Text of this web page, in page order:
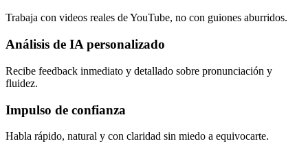
Trabaja con videos reales de YouTube, no con guiones aburridos.
Análisis de IA personalizado
Recibe feedback inmediato y detallado sobre pronunciación y
fluidez.
Impulso de confianza
Habla rápido, natural y con claridad sin miedo a equivocarte.